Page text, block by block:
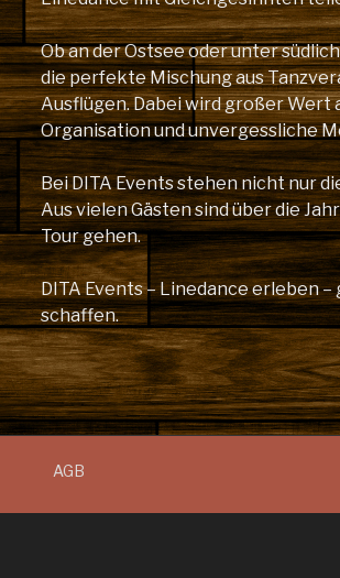
Ob an der Ostsee oder unter
die perfekte Mischung aus
Ausflügen. Dabei wird großer
Organisation und unvergessliche
Bei DITA Events stehen nicht nur
Aus vielen Gästen sind über die
Tour gehen.
DITA Events – Linedance erleben
schaffen.
AGB